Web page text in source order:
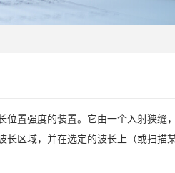
置强度的装置。它由一个入射狭缝
区域，并在选定的波长上（或扫描